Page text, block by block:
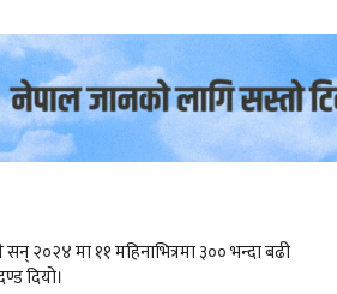
२०२४ मा ११ महिनाभित्रमा ३०० भन्दा बढी
दियो।